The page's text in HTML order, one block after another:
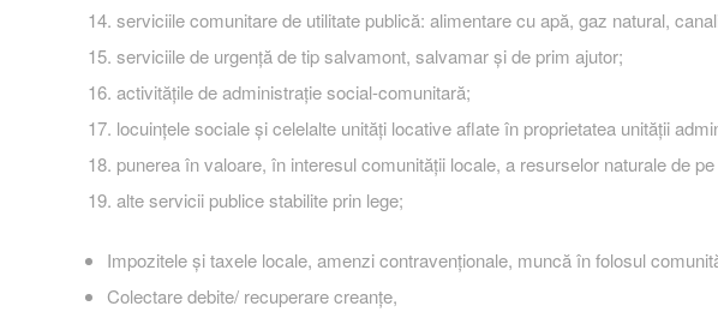
serviciile comunitare de utilitate publică: alimentare cu apă, gaz natural,
serviciile de urgenţă de tip salvamont, salvamar şi de prim ajutor;
activităţile de administraţie social-comunitară;
locuinţele sociale şi celelalte unităţi locative aflate în proprietatea unităţii
punerea în valoare, în interesul comunităţii locale, a resurselor naturale de
alte servicii publice stabilite prin lege;
Impozitele și taxele locale, amenzi contravenționale, muncă în folosul
Colectare debite/ recuperare creanțe,